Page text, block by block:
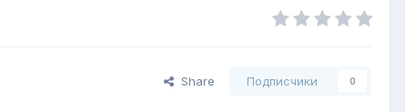
Share Подписчики 0